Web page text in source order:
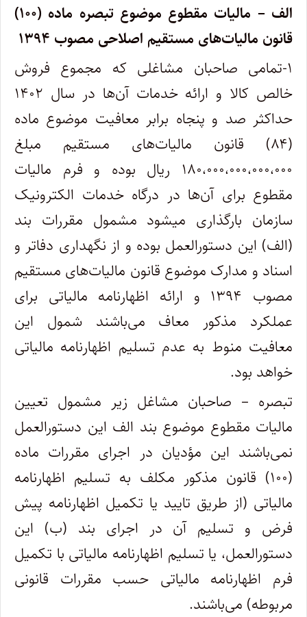
الف – مالیات مقطوع موضوع تبصره ماده (۱۰۰)
قانون مالیات‌های مستقیم اصلاحی مصوب ۱۳۹۴
۱-تمامی صاحبان مشاغلی که مجموع فروش
خالص کالا و ارائه خدمات آن‌ها در سال ۱۴۰۲
حداکثر صد و پنجاه برابر معافیت موضوع ماده
(۸۴) قانون مالیات‌های مستقیم مبلغ
۱۸۰،۰۰۰،۰۰۰،۰۰۰،۰۰۰ ریال بوده و فرم مالیات
مقطوع برای آن‌ها در درگاه خدمات الکترونیک
سازمان بارگذاری میشود مشمول مقررات بند
(الف) این دستورالعمل بوده و از نگهداری دفاتر و
اسناد و مدارک موضوع قانون مالیات‌های مستقیم
مصوب ۱۳۹۴ و ارائه اظهارنامه مالیاتی برای
عملکرد مذکور معاف می‌باشند شمول این
معافیت منوط به عدم تسلیم اظهارنامه مالیاتی
خواهد بود.
تبصره – صاحبان مشاغل زیر مشمول تعیین
مالیات مقطوع موضوع بند الف این دستورالعمل
نمی‌باشند این مؤدیان در اجرای مقررات ماده
(۱۰۰) قانون مذکور مکلف به تسلیم اظهارنامه
مالیاتی (از طریق تایید یا تکمیل اظهارنامه پیش
فرض و تسلیم آن در اجرای بند (ب) این
دستورالعمل، یا تسلیم اظهارنامه مالیاتی با تکمیل
فرم اظهارنامه مالیاتی حسب مقررات قانونی
مربوطه) می‌باشند.